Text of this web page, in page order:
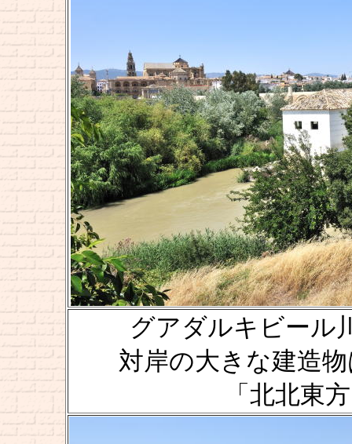
グアダルキビール
対岸の大きな建造
「北北東